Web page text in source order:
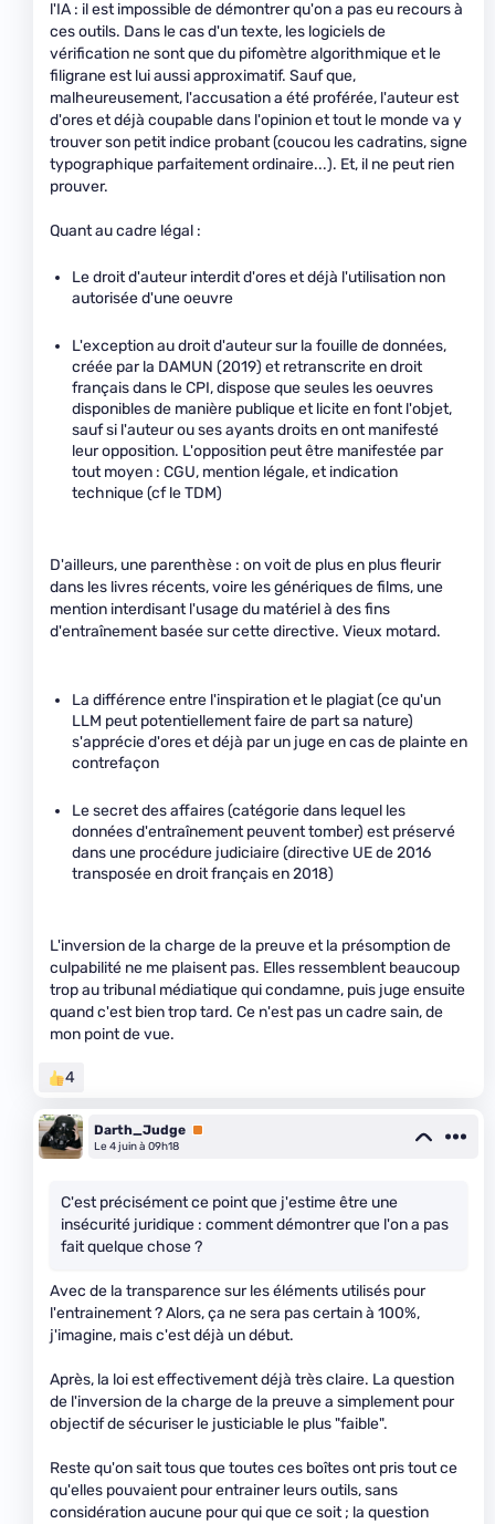
l'IA : il est impossible de démontrer qu'on a pas eu recours à
ces outils. Dans le cas d'un texte, les logiciels de
vérification ne sont que du pifomètre algorithmique et le
filigrane est lui aussi approximatif. Sauf que,
malheureusement, l'accusation a été proférée, l'auteur est
d'ores et déjà coupable dans l'opinion et tout le monde va y
trouver son petit indice probant (coucou les cadratins, signe
typographique parfaitement ordinaire...). Et, il ne peut rien
prouver.
Quant au cadre légal :
Le droit d'auteur interdit d'ores et déjà l'utilisation non
autorisée d'une oeuvre
L'exception au droit d'auteur sur la fouille de données,
créée par la DAMUN (2019) et retranscrite en droit
français dans le CPI, dispose que seules les oeuvres
disponibles de manière publique et licite en font l'objet,
sauf si l'auteur ou ses ayants droits en ont manifesté
leur opposition. L'opposition peut être manifestée par
tout moyen : CGU, mention légale, et indication
technique (cf le TDM)
D'ailleurs, une parenthèse : on voit de plus en plus fleurir
dans les livres récents, voire les génériques de films, une
mention interdisant l'usage du matériel à des fins
d'entraînement basée sur cette directive. Vieux motard.
La différence entre l'inspiration et le plagiat (ce qu'un
LLM peut potentiellement faire de part sa nature)
s'apprécie d'ores et déjà par un juge en cas de plainte en
contrefaçon
Le secret des affaires (catégorie dans lequel les
données d'entraînement peuvent tomber) est préservé
dans une procédure judiciaire (directive UE de 2016
transposée en droit français en 2018)
L'inversion de la charge de la preuve et la présomption de
culpabilité ne me plaisent pas. Elles ressemblent beaucoup
trop au tribunal médiatique qui condamne, puis juge ensuite
quand c'est bien trop tard. Ce n'est pas un cadre sain, de
mon point de vue.
4
Darth_Judge Premium
Le 4 juin à 09h18
C'est précisément ce point que j'estime être une
insécurité juridique : comment démontrer que l'on a pas
fait quelque chose ?
Avec de la transparence sur les éléments utilisés pour
l'entrainement ? Alors, ça ne sera pas certain à 100%,
j'imagine, mais c'est déjà un début.
Après, la loi est effectivement déjà très claire. La question
de l'inversion de la charge de la preuve a simplement pour
objectif de sécuriser le justiciable le plus "faible".
Reste qu'on sait tous que toutes ces boîtes ont pris tout ce
qu'elles pouvaient pour entrainer leurs outils, sans
considération aucune pour qui que ce soit ; la question